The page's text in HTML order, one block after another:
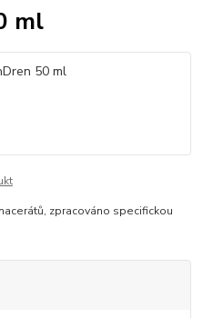
ml
zpracováno specifickou